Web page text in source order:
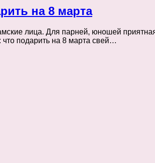
на 8 марта
лица. Для парней, юношей
подарить на 8 марта свей…